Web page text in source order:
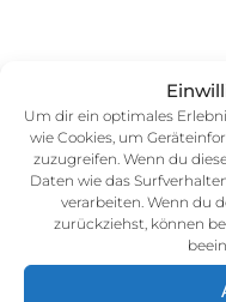
Um dir ein optimales
wie Cookies, um
zuzugreifen. Wenn du
Daten wie das
verarbeiten. Wenn du
zurückziehst, können
31. August 2014
Kategorie: